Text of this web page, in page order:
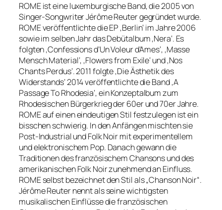
ROME ist eine luxemburgische Band, die 2005 von
Singer-Songwriter Jérôme Reuter gegründet wurde.
ROME veröffentlichte die EP ‚Berlin‘ im Jahre 2006
sowie im selben Jahr das Debütalbum ‚Nera‘. Es
folgten ‚Confessions d’Un Voleur d’Ames‘, ‚Masse
Mensch Material‘, ‚Flowers from Exile‘ und ‚Nos
Chants Perdus‘. 2011 folgte ‚Die Ästhetik des
Widerstands‘ 2014 veröffentlichte die Band ‚A
Passage To Rhodesia‘, ein Konzeptalbum zum
Rhodesischen Bürgerkrieg der 60er und 70er Jahre.
ROME auf einen eindeutigen Stil festzulegen ist ein
bisschen schwierig. In den Anfängen mischten sie
Post-Industrial und Folk Noir mit experimentellem
und elektronischem Pop. Danach gewann die
Traditionen des französischem Chansons und des
amerikanischen Folk Noir zunehmend an Einfluss.
ROME selbst bezeichnet den Stil als „Chanson Noir“.
Jérôme Reuter nennt als seine wichtigsten
musikalischen Einflüsse die französischen